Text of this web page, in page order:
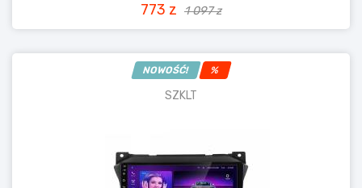
773 z 1 097 z
NOWOŚĆ! %
SZKLT